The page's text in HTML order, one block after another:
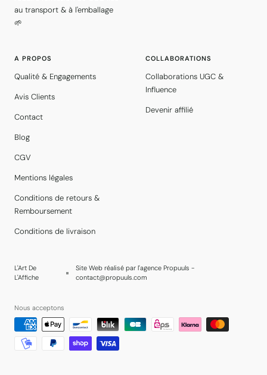
au transport & à l'emballage
🌱
A PROPOS
Qualité & Engagements
Avis Clients
Contact
Blog
CGV
Mentions légales
Conditions de retours &
Remboursement
Conditions de livraison
COLLABORATIONS
Collaborations UGC &
Influence
Devenir affilié
L'Art De
L'Affiche
Site Web réalisé par l'agence Propuuls -
contact@propuuls.com
Nous acceptons